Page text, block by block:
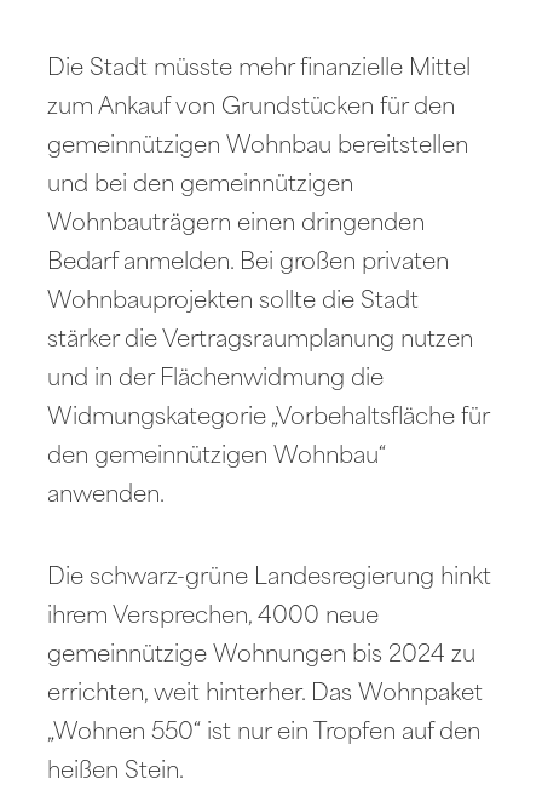
Die Stadt müsste mehr finanzielle Mittel
zum Ankauf von Grundstücken für den
gemeinnützigen Wohnbau bereitstellen
und bei den gemeinnützigen
Wohnbauträgern einen dringenden
Bedarf anmelden. Bei großen privaten
Wohnbauprojekten sollte die Stadt
stärker die Vertragsraumplanung nutzen
und in der Flächenwidmung die
Widmungskategorie „Vorbehaltsfläche für
den gemeinnützigen Wohnbau“
anwenden.
Die schwarz-grüne Landesregierung hinkt
ihrem Versprechen, 4000 neue
gemeinnützige Wohnungen bis 2024 zu
errichten, weit hinterher. Das Wohnpaket
„Wohnen 550“ ist nur ein Tropfen auf den
heißen Stein.